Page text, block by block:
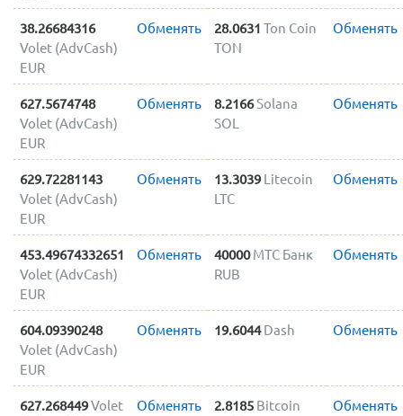
38.26684316
Volet (AdvCash)
EUR
Обменять 28.0631 Ton Coin
TON
Обменять
627.5674748
Volet (AdvCash)
EUR
Обменять 8.2166Solana
SOL
Обменять
629.72281143
Volet (AdvCash)
EUR
Обменять 13.3039 Litecoin
LTC
Обменять
453.49674332651
Volet (AdvCash)
EUR
Обменять 40000 МТС Банк
RUB
Обменять
604.09390248
Volet (AdvCash)
EUR
Обменять 19.6044 Dash Обменять
627.268449Volet
Обменять 2.8185 Bitcoin
Обменять